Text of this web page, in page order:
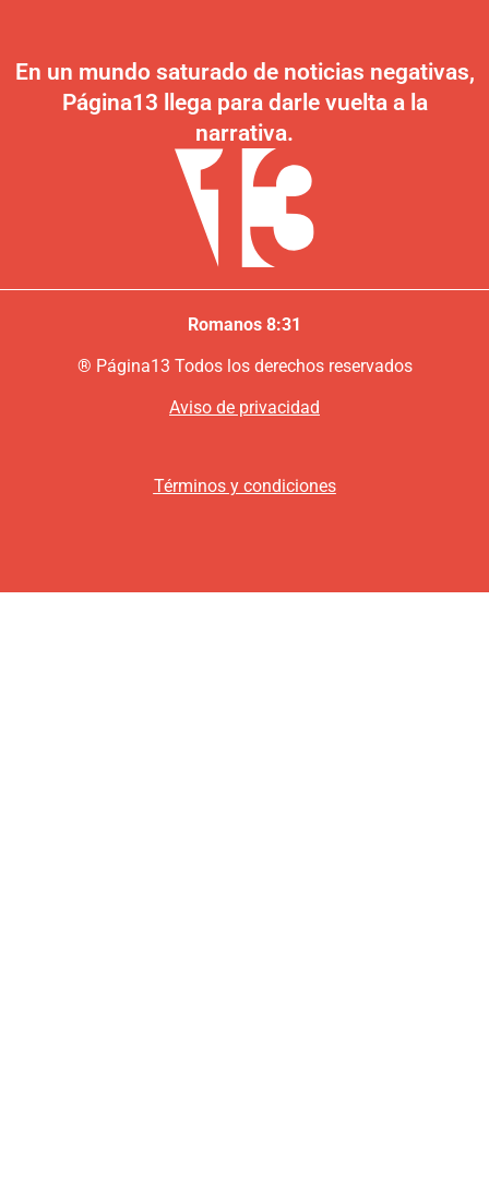
En un mundo saturado de noticias negativas,
Página13 llega para darle vuelta a la
narrativa.
Romanos 8:31
® Página13 Todos los derechos reservados
Aviso de privacidad
Términos y condiciones